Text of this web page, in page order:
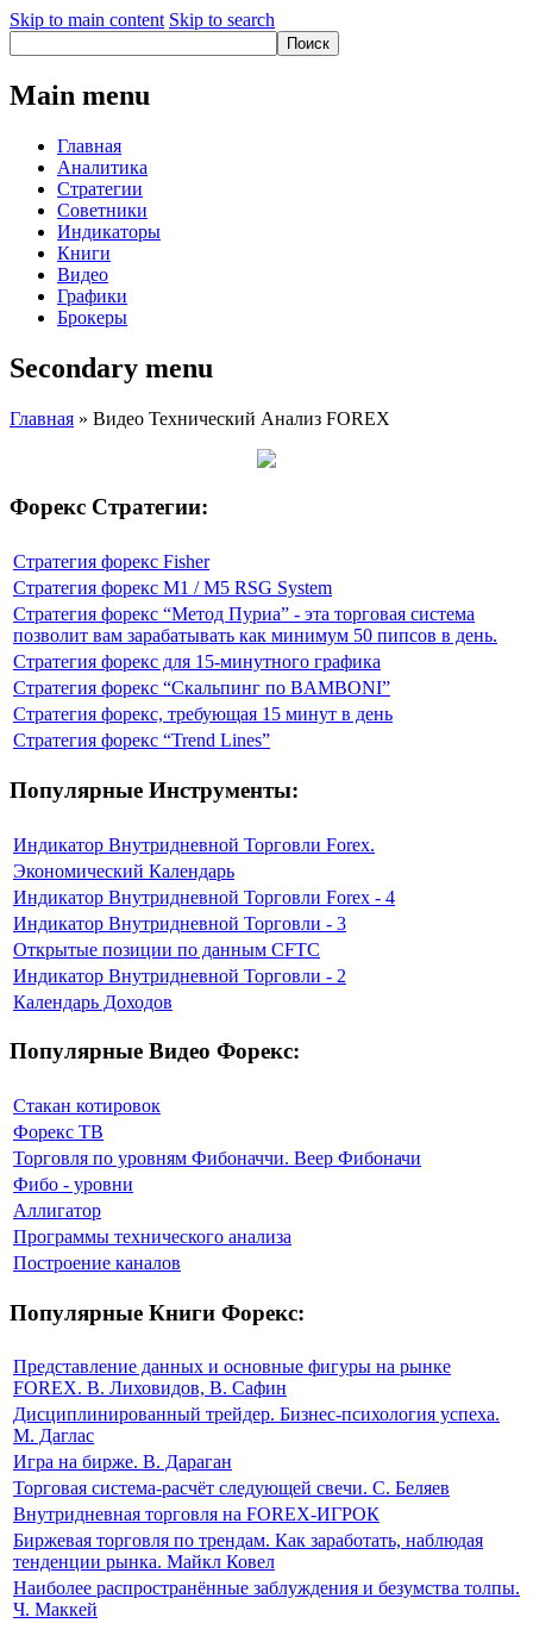
Skip to main content Skip to search
Main menu
Главная
Аналитика
Стратегии
Советники
Индикаторы
Книги
Видео
Графики
Брокеры
Secondary menu
Главная » Видео Технический Анализ FOREX
Форекс Стратегии:
Стратегия форекс Fisher
Стратегия форекс M1 / M5 RSG System
Стратегия форекс “Метод Пуриа” - эта торговая система
позволит вам зарабатывать как минимум 50 пипсов в день.
Стратегия форекс для 15-минутного графика
Стратегия форекс “Скальпинг по BAMBONI”
Стратегия форекс, требующая 15 минут в день
Стратегия форекс “Trend Lines”
Популярные Инструменты:
Индикатор Внутридневной Торговли Forex.
Экономический Календарь
Индикатор Внутридневной Торговли Forex - 4
Индикатор Внутридневной Торговли - 3
Открытые позиции по данным CFTC
Индикатор Внутридневной Торговли - 2
Календарь Доходов
Популярные Видео Форекс:
Стакан котировок
Форекс ТВ
Торговля по уровням Фибоначчи. Веер Фибоначи
Фибо - уровни
Аллигатор
Программы технического анализа
Построение каналов
Популярные Книги Форекс:
Представление данных и основные фигуры на рынке
FOREX. В. Лиховидов, В. Сафин
Дисциплинированный трейдер. Бизнес-психология успеха.
М. Даглас
Игра на бирже. В. Дараган
Торговая система-расчёт следующей свечи. С. Беляев
Внутридневная торговля на FOREX-ИГРОК
Биржевая торговля по трендам. Как заработать, наблюдая
тенденции рынка. Майкл Ковел
Наиболее распространённые заблуждения и безумства толпы.
Ч. Маккей